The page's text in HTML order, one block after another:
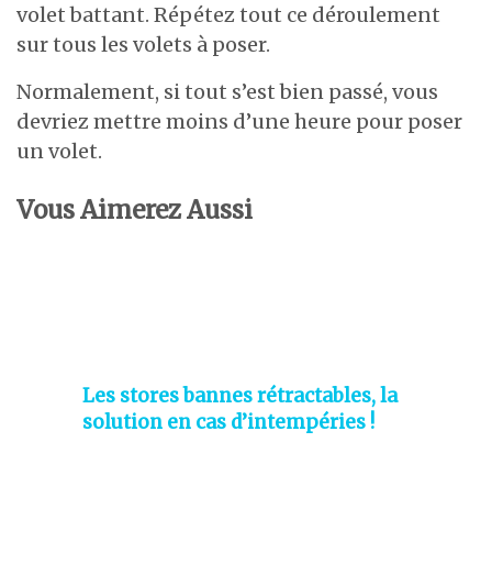
volet battant. Répétez tout ce déroulement
sur tous les volets à poser.
Normalement, si tout s’est bien passé, vous
devriez mettre moins d’une heure pour poser
un volet.
Vous Aimerez Aussi
Les stores bannes rétractables, la
solution en cas d’intempéries !